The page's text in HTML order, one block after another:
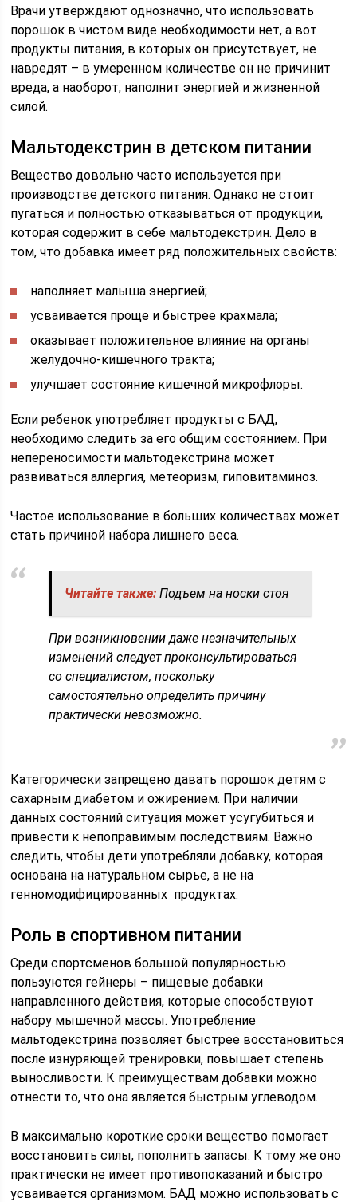
Врачи утверждают однозначно, что использовать
порошок в чистом виде необходимости нет, а вот
продукты питания, в которых он присутствует, не
навредят – в умеренном количестве он не причинит
вреда, а наоборот, наполнит энергией и жизненной
силой.
Мальтодекстрин в детском питании
Вещество довольно часто используется при
производстве детского питания. Однако не стоит
пугаться и полностью отказываться от продукции,
которая содержит в себе мальтодекстрин. Дело в
том, что добавка имеет ряд положительных свойств:
наполняет малыша энергией;
усваивается проще и быстрее крахмала;
оказывает положительное влияние на органы
желудочно-кишечного тракта;
улучшает состояние кишечной микрофлоры.
Если ребенок употребляет продукты с БАД,
необходимо следить за его общим состоянием. При
непереносимости мальтодекстрина может
развиваться аллергия, метеоризм, гиповитаминоз.
Частое использование в больших количествах может
стать причиной набора лишнего веса.
Читайте также: Подъем на носки стоя
При возникновении даже незначительных
изменений следует проконсультироваться
со специалистом, поскольку
самостоятельно определить причину
практически невозможно.
Категорически запрещено давать порошок детям с
сахарным диабетом и ожирением. При наличии
данных состояний ситуация может усугубиться и
привести к непоправимым последствиям. Важно
следить, чтобы дети употребляли добавку, которая
основана на натуральном сырье, а не на
генномодифицированных продуктах.
Роль в спортивном питании
Среди спортсменов большой популярностью
пользуются гейнеры – пищевые добавки
направленного действия, которые способствуют
набору мышечной массы. Употребление
мальтодекстрина позволяет быстрее восстановиться
после изнуряющей тренировки, повышает степень
выносливости. К преимуществам добавки можно
отнести то, что она является быстрым углеводом.
В максимально короткие сроки вещество помогает
восстановить силы, пополнить запасы. К тому же оно
практически не имеет противопоказаний и быстро
усваивается организмом. БАД можно использовать с